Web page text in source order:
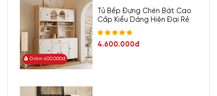
Giảm 400.000đ
Tủ Bếp Đựng Chén Bát Cao
Cấp Kiểu Dáng Hiện Đại Rẻ
4.600.000đ